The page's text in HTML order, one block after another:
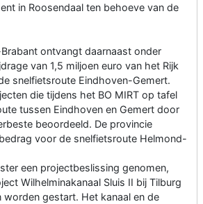
in Roosendaal ten behoeve van de
ontvangt daarnaast onder
van 1,5 miljoen euro van het Rijk
snelfietsroute Eindhoven-Gemert.
die tijdens het BO MIRT op tafel
tussen Eindhoven en Gemert door
beoordeeld. De provincie
voor de snelfietsroute Helmond-
een projectbeslissing genomen,
Wilhelminakanaal Sluis II bij Tilburg
worden gestart. Het kanaal en de